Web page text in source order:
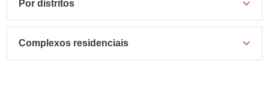
Por distritos
Complexos residenciais